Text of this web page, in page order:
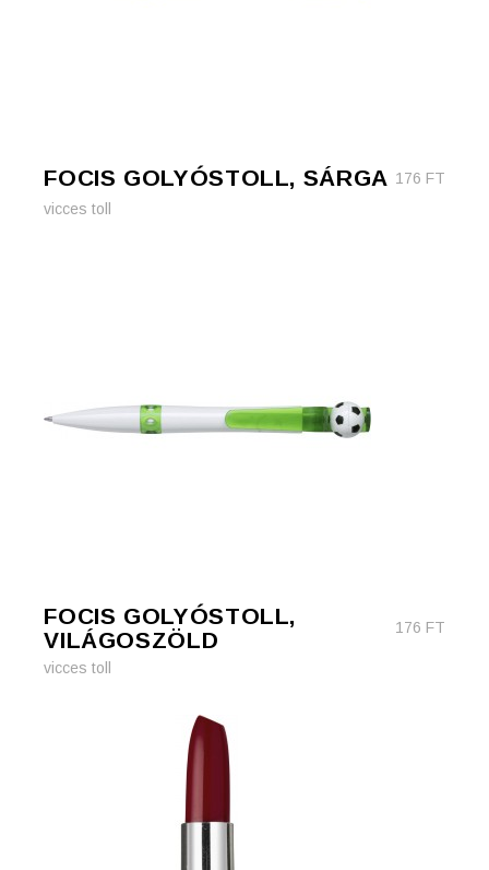
FOCIS GOLYÓSTOLL, SÁRGA 176 FT
vicces toll
FOCIS GOLYÓSTOLL,
VILÁGOSZÖLD
176 FT
vicces toll